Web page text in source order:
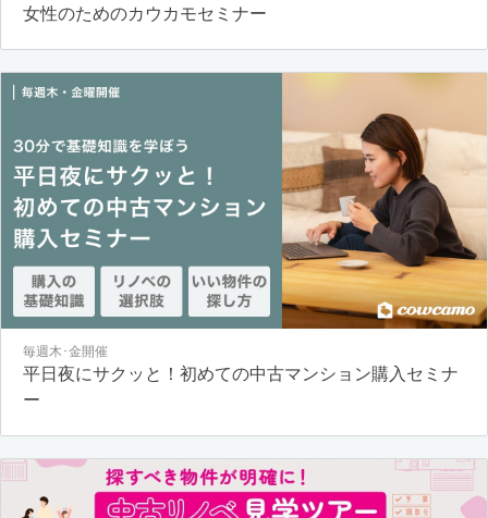
女性のためのカウカモセミナー
毎週木･金開催
平日夜にサクッと！初めての中古マンション購入セミナ
ー